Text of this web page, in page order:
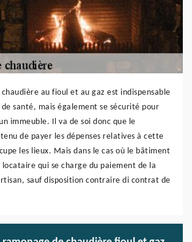
au fioul et au gaz est indispensable
de santé, mais également se sécurité pour
immeuble. Il va de soi donc que le
de payer les dépenses relatives à cette
les lieux. Mais dans le cas où le bâtiment
locataire qui se charge du paiement de la
sauf disposition contraire di contrat de